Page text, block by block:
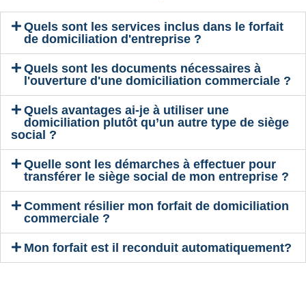
Quels sont les services inclus dans le forfait
de domiciliation d'entreprise ?
Quels sont les documents nécessaires à
l'ouverture d'une domiciliation commerciale ?
Quels avantages ai-je à utiliser une
domiciliation plutôt qu’un autre type de siège
social ?
Quelle sont les démarches à effectuer pour
transférer le siège social de mon entreprise ?
Comment résilier mon forfait de domiciliation
commerciale ?
Mon forfait est il reconduit automatiquement?